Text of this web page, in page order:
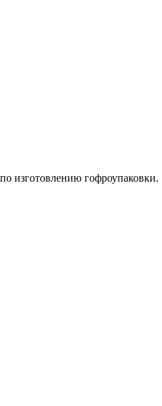
изготовлению гофроупаковки.